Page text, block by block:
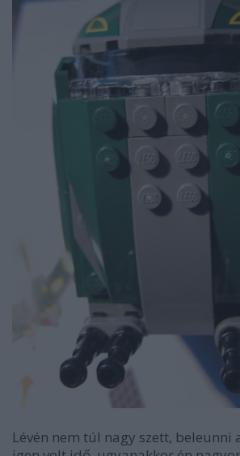
Lévén nem túl nagy szett, beleunni